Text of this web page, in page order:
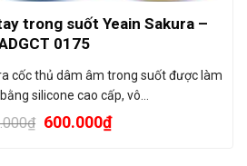
trong suốt Yeain Sakura –
0175
cốc thủ dâm âm trong suốt được làm
silicone cao cấp, vô…
₫ 600.000₫